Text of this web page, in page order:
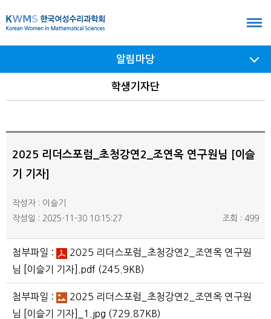
문
가
여닫기
알림마당
학생기자단
2025 리더스포럼_초청강연2_조연옥 연구원님 [이슬
기 기자]
작성자 : 이슬기
작성일 : 2025-11-30 10:15:27
조회 : 499
첨부파일 :
2025 리더스포럼_초청강연2_조연옥 연구원
님 [이슬기 기자].pdf (245.9KB)
첨부파일 :
2025 리더스포럼_초청강연2_조연옥 연구원
님 [이슬기 기자]_1.jpg (729.87KB)